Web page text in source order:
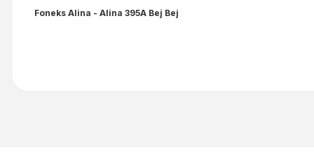
Foneks Alina - Alina 395A Bej Bej